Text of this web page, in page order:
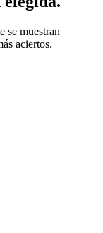
se muestran
aciertos.